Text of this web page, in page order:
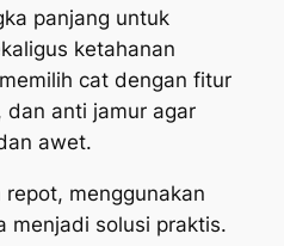
panjang untuk
ketahanan
cat dengan fitur
dan anti jamur agar
awet.
menggunakan
menjadi solusi praktis.